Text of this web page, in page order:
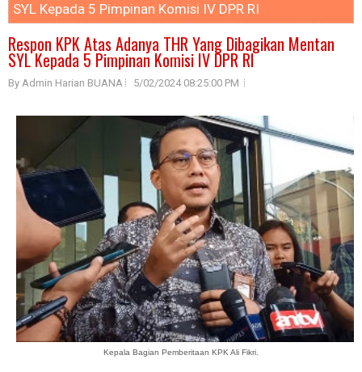
SYL Kepada 5 Pimpinan Komisi IV DPR RI
Respon KPK Atas Adanya THR Yang Dibagikan Mentan
SYL Kepada 5 Pimpinan Komisi IV DPR RI
By Admin Harian BUANA 5/02/2024 08:25:00 PM
Kepala Bagian Pemberitaan KPK Ali Fikri.